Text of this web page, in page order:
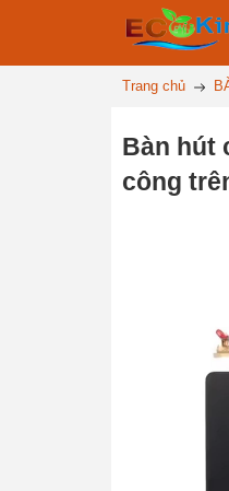
Trang chủ
Bàn hút
công